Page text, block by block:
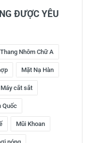
ĐƯỢC YÊU
Thang Nhôm Chữ A
Mặt Nạ Hàn
Máy cắt sắt
Quốc
Mũi Khoan